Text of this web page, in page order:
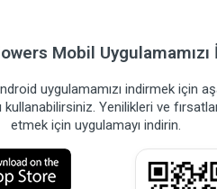
Mobil
uygulamamızı indirmek için
kullanabilirsiniz. Yenilikleri ve
etmek için uygulamayı indirin.